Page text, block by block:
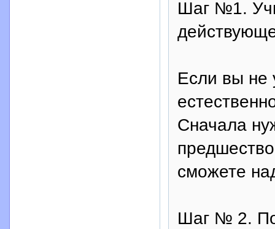
Шаг №1.
Если вы не
Сначала
сможете
Шаг № 2.